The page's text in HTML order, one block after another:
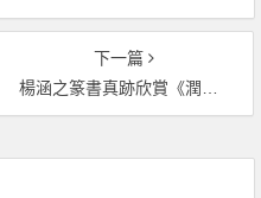
下一篇
楊涵之篆書真跡欣賞《潤堂書朱熹四時讀書樂》（共11張圖片）